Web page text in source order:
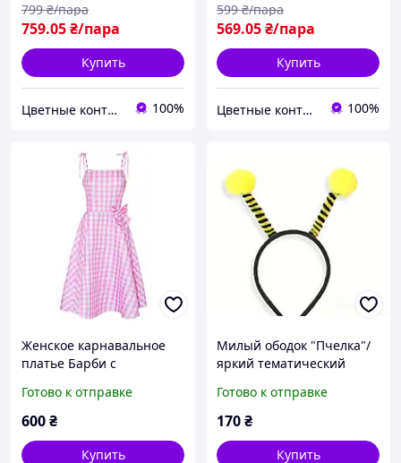
759.05₴/пара
799 ₴/пара
Купить
Цветные контактные линзы ELITE Lens® 100%
569.05₴/пара
599 ₴/пара
Купить
Цветные контактные линзы ELITE Lens® 100%
Женское карнавальное
платье Барби с
XXXL костюм для косплея,
праздник,Хэллоуин
Готово к отправке
600₴
Купить
Милый ободок "Пчелка"/
яркий тематический
праздник/ детский ободок
"Пчелка"
Готово к отправке
170₴
Купить